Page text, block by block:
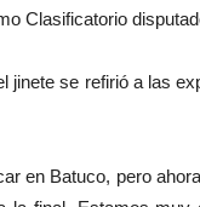
Clasificatorio
jinete se refirió a las
en Batuco, pero